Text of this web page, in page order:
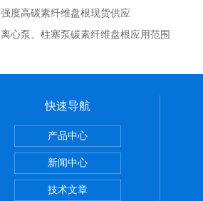
强度高碳素纤维盘根现货供应
离心泵、柱塞泵碳素纤维盘根应用范围
瓷布用途
范围
维带供应商
快速导航
产品中心
新闻中心
技术文章